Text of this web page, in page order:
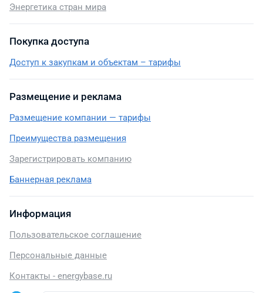
Энергетика стран мира
Покупка доступа
Доступ к закупкам и объектам – тарифы
Размещение и реклама
Размещение компании — тарифы
Преимущества размещения
Зарегистрировать компанию
Баннерная реклама
Информация
Пользовательское соглашение
Персональные данные
Контакты - energybase.ru